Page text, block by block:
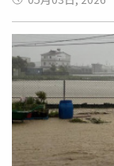
票5月12日開放
說，後來她停止
「DIY」，還把褲
立即更換其他座
另外一名網友也
1257區間車，從
性乘客問「這台
始拉下褲子公然
男子竟以半脫褲
快速往其他車廂